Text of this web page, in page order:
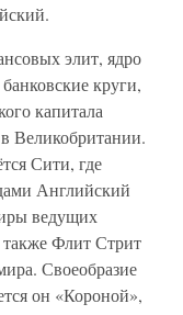
элит, ядро
круги,
капитала
Великобритании.
Сити, где
Английский
ведущих
Флит Стрит
Своеобразие
он «Короной»,